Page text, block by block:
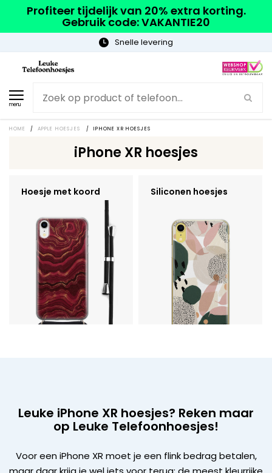
Profiteer tijdelijk van 20% extra korting.
Gebruik code: VAKANTIE20
Snelle levering
menu
HOME / APPLE HOESJES / IPHONE XR HOESJES
iPhone XR hoesjes
Hoesje met koord Siliconen hoesjes
Leuke iPhone XR hoesjes? Reken maar
op Leuke Telefoonhoesjes!
Voor een iPhone XR moet je een flink bedrag betalen,